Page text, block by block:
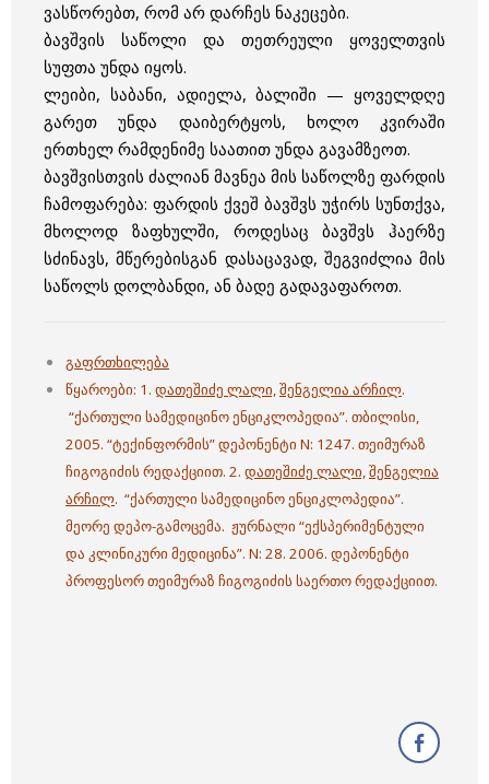
ვასწორებთ, რომ არ დარჩეს ნაკეცები.
ბავშვის საწოლი და თეთრეული ყოველთვის
სუფთა უნდა იყოს.
ლეიბი, საბანი, ადიელა, ბალიში — ყოველდღე
გარეთ უნდა დაიბერტყოს, ხოლო კვირაში
ერთხელ რამდენიმე საათით უნდა გავამზეოთ.
ბავშვისთვის ძალიან მავნეა მის საწოლზე ფარდის
ჩამოფარება: ფარდის ქვეშ ბავშვს უჭირს სუნთქვა,
მხოლოდ ზაფხულში, როდესაც ბავშვს ჰაერზე
სძინავს, მწერებისგან დასაცავად, შეგვიძლია მის
საწოლს დოლბანდი, ან ბადე გადავაფაროთ.
გაფრთხილება
წყაროები: 1. დათეშიძე ლალი,შენგელია არჩილ.
“ქართული სამედიცინო ენციკლოპედია”. თბილისი,
2005. “ტექინფორმის” დეპონენტი N: 1247. თეიმურაზ
ჩიგოგიძის რედაქციით. 2. დათეშიძე ლალი,შენგელია
არჩილ. “ქართული სამედიცინო ენციკლოპედია”.
მეორე დეპო-გამოცემა. ჟურნალი “ექსპერიმენტული
და კლინიკური მედიცინა”. N: 28. 2006. დეპონენტი
პროფესორ თეიმურაზ ჩიგოგიძის საერთო რედაქციით.